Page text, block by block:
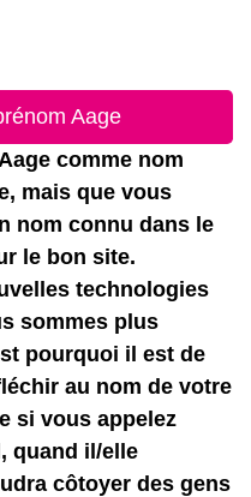
Aage
comme nom
mais que vous
nom connu dans le
le bon site.
technologies
sommes plus
pourquoi il est de
au nom de votre
si vous appelez
quand il/elle
côtoyer des gens